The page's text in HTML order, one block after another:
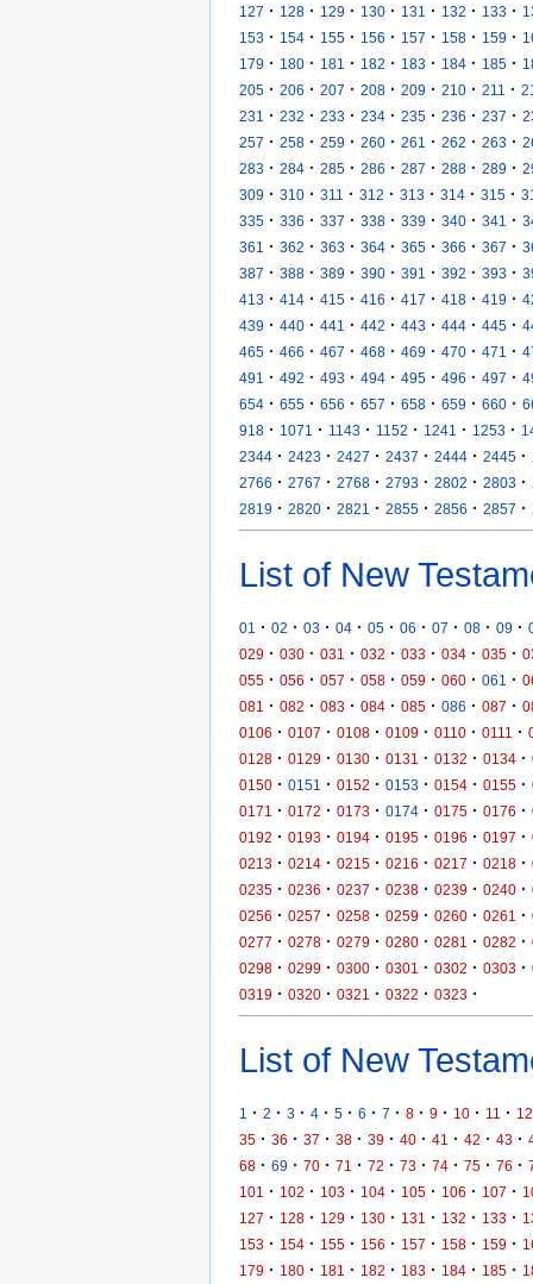
127 · 128 · 129 · 130 · 131 · 132 · 133 ·
153 · 154 · 155 · 156 · 157 · 158 · 159 ·
179 · 180 · 181 · 182 · 183 · 184 · 185 ·
205 · 206 · 207 · 208 · 209 · 210 · 211 ·
231
· 232 · 233 · 234 · 235 · 236 · 237 ·
257 · 258 · 259 · 260 · 261 · 262 · 263 ·
283 · 284 · 285 · 286 · 287 · 288 · 289 ·
309 · 310 · 311 · 312 · 313 · 314 · 315 ·
335 · 336 · 337 · 338 · 339 · 340 · 341 ·
361
· 362 · 363 · 364 · 365 · 366 · 367 ·
387 · 388 · 389 · 390 · 391 · 392 · 393 ·
413 · 414 · 415 · 416 · 417 · 418 · 419 ·
439 · 440 · 441 · 442 · 443 · 444 · 445 ·
465 · 466 · 467 · 468 · 469 · 470 · 471 ·
491
· 492 · 493 · 494 · 495 · 496 · 497 ·
654 · 655 · 656 · 657 · 658 · 659 · 660 ·
918 · 1071 · 1143 · 1152 · 1241 · 1253 ·
2344 · 2423 · 2427 · 2437 · 2444 · 2445 ·
2766 · 2767 · 2768 · 2793 · 2802 · 2803 ·
2819 · 2820 · 2821 · 2855 · 2856 · 2857 ·
List of New
01 · 02 · 03 · 04 · 05 · 06 · 07 · 08 · 09 ·
029 · 030 · 031 · 032 · 033 · 034 · 035 ·
055 · 056 · 057 · 058 · 059 · 060 · 061 ·
081
· 082 · 083 · 084 · 085 · 086 · 087 ·
0106 · 0107 · 0108 · 0109 · 0110 · 0111 ·
0128 · 0129 · 0130 · 0131 · 0132 · 0134 ·
0150 · 0151 · 0152 · 0153 · 0154 · 0155 ·
0171
· 0172 · 0173 · 0174 · 0175 · 0176 ·
0192 · 0193 · 0194 · 0195 · 0196 · 0197 ·
0213 · 0214 · 0215 · 0216 · 0217 · 0218 ·
0235 · 0236 · 0237 · 0238 · 0239 · 0240 ·
0256 · 0257 · 0258 · 0259 · 0260 · 0261 ·
0277 · 0278 · 0279 · 0280 · 0281 · 0282 ·
0298 · 0299 · 0300 · 0301 · 0302 · 0303 ·
0319 · 0320 · 0321 · 0322 · 0323 ·
List of New
1 · 2 · 3 · 4 · 5 · 6 · 7 · 8 · 9 · 10 · 11 · 12
35 · 36 · 37 · 38 · 39 · 40 · 41 · 42 · 43 ·
68 · 69 · 70 · 71 · 72 · 73 · 74 · 75 · 76 ·
101
· 102 · 103 · 104 · 105 · 106 · 107 ·
127 · 128 · 129 · 130 · 131 · 132 · 133 ·
153 · 154 · 155 · 156 · 157 · 158 · 159 ·
179 · 180 · 181 · 182 · 183 · 184 · 185 ·